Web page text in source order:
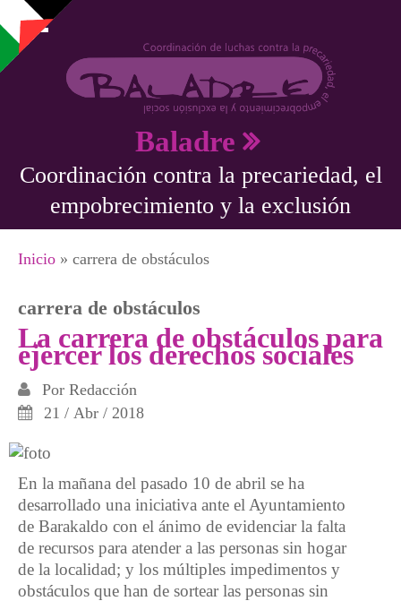
Pasar al contenido principal
Baladre
Coordinación contra la precariedad, el
empobrecimiento y la exclusión
Se encuentra usted aquí
Inicio » carrera de obstáculos
carrera de obstáculos
La carrera de obstáculos para
ejercer los derechos sociales
Por Redacción
21 / Abr / 2018
En la mañana del pasado 10 de abril se ha
desarrollado una iniciativa ante el Ayuntamiento
de Barakaldo con el ánimo de evidenciar la falta
de recursos para atender a las personas sin hogar
de la localidad; y los múltiples impedimentos y
obstáculos que han de sortear las personas sin